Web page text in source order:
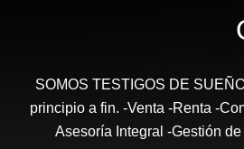
SOMOS TESTIGOS DE
principio a fin. -Venta -Renta -
Asesoría Integral -Gestión